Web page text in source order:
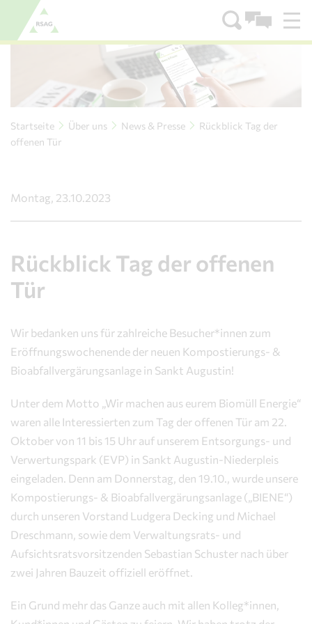
Zum Menü
Zum Inhalt
Startseite Über uns News & Presse
Rückblick Tag der
offenen Tür
Montag, 23.10.2023
Rückblick Tag der offenen
Tür
Wir bedanken uns für zahlreiche Besucher*innen zum
Eröffnungswochenende der neuen Kompostierungs- &
Bioabfallvergärungsanlage in Sankt Augustin!
Unter dem Motto „Wir machen aus eurem Biomüll Energie“
waren alle Interessierten zum Tag der offenen Tür am 22.
Oktober von 11 bis 15 Uhr auf unserem Entsorgungs- und
Verwertungspark (EVP) in Sankt Augustin-Niederpleis
eingeladen. Denn am Donnerstag, den 19.10., wurde unsere
Kompostierungs- & Bioabfallvergärungsanlage („BIENE“)
durch unseren Vorstand Ludgera Decking und Michael
Dreschmann, sowie dem Verwaltungsrats- und
Aufsichtsratsvorsitzenden Sebastian Schuster nach über
zwei Jahren Bauzeit offiziell eröffnet.
Ein Grund mehr das Ganze auch mit allen Kolleg*innen,